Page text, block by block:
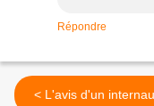
Répondre
< L'avis d'un